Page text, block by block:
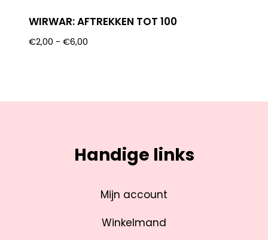
WIRWAR: AFTREKKEN TOT 100
€2,00 - €6,00
Handige links
Mijn account
Winkelmand